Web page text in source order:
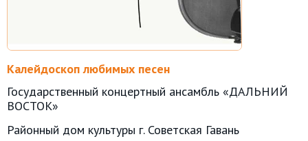
Калейдоскоп любимых песен
Государственный концертный ансамбль «ДАЛЬНИЙ
ВОСТОК»
Районный дом культуры г. Советская Гавань